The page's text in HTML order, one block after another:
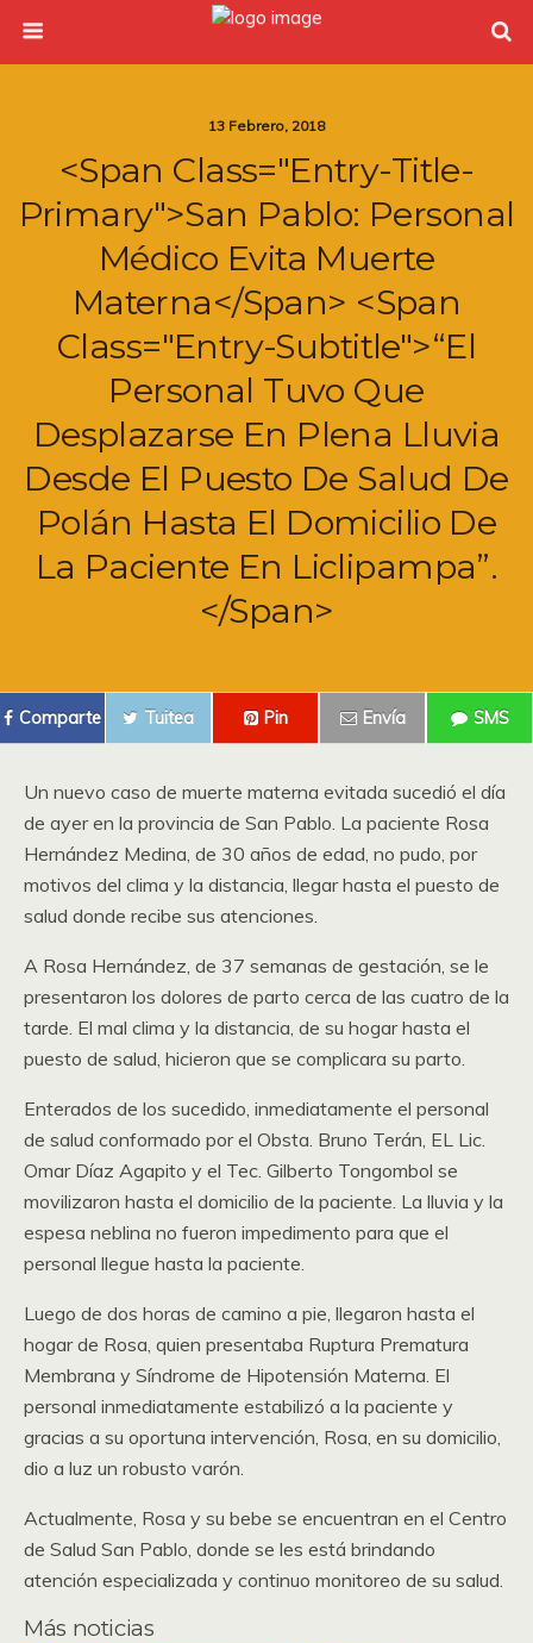
13 Febrero, 2018
<span Class="entry-Title-
Primary">San Pablo: Personal
Médico Evita Muerte
Materna</span> <span
Class="entry-Subtitle">“El
Personal Tuvo Que
Desplazarse En Plena Lluvia
Desde El Puesto De Salud De
Polán Hasta El Domicilio De
La Paciente En Liclipampa”.
</span>
Comparte Tuitea Pin Envía SMS
Un nuevo caso de muerte materna evitada sucedió el día
de ayer en la provincia de San Pablo. La paciente Rosa
Hernández Medina, de 30 años de edad, no pudo, por
motivos del clima y la distancia, llegar hasta el puesto de
salud donde recibe sus atenciones.
A Rosa Hernández, de 37 semanas de gestación, se le
presentaron los dolores de parto cerca de las cuatro de la
tarde. El mal clima y la distancia, de su hogar hasta el
puesto de salud, hicieron que se complicara su parto.
Enterados de los sucedido, inmediatamente el personal
de salud conformado por el Obsta. Bruno Terán, EL Lic.
Omar Díaz Agapito y el Tec. Gilberto Tongombol se
movilizaron hasta el domicilio de la paciente. La lluvia y la
espesa neblina no fueron impedimento para que el
personal llegue hasta la paciente.
Luego de dos horas de camino a pie, llegaron hasta el
hogar de Rosa, quien presentaba Ruptura Prematura
Membrana y Síndrome de Hipotensión Materna. El
personal inmediatamente estabilizó a la paciente y
gracias a su oportuna intervención, Rosa, en su domicilio,
dio a luz un robusto varón.
Actualmente, Rosa y su bebe se encuentran en el Centro
de Salud San Pablo, donde se les está brindando
atención especializada y continuo monitoreo de su salud.
Más noticias